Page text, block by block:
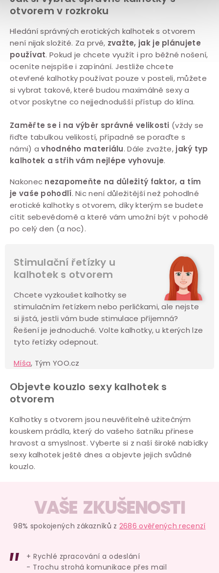
otvorem v rozkroku
Hledání správných erotických kalhotek s otvorem
není nijak složité. Za prvé, zvažte, jak je plánujete
používat. Pokud je chcete využít i pro běžné nošení,
oceníte nejspíše i zapínání. Jestliže chcete
otevřené kalhotky používat pouze v posteli, můžete
si vybrat takové, které budou maximálně sexy a
otvor poskytne co nejjednodušší přístup do klína.
Zaměřte se i na výběr správné velikosti (vždy se
řiďte tabulkou velikostí, případně se poraďte s
námi) avhodného materiálu. Dále zvažte,jaký typ
kalhotek a střih vám nejlépe vyhovuje.
Nakonec nezapomeňte na důležitý faktor, a tím
je vaše pohodlí. Nic není důležitější než pohodlné
erotické kalhotky s otvorem, díky kterým se budete
cítit sebevědomě a které vám umožní být v pohodě
po celý den (a noc).
Stimulační řetízky u
kalhotek s otvorem
Chcete vyzkoušet kalhotky se
stimulačním řetízkem nebo perličkami, ale nejste
si jistá, jestli vám bude stimulace příjemná?
Řešení je jednoduché. Volte kalhotky, u kterých lze
tyto řetízky odepnout.
Míša, Tým YOO.cz
Objevte kouzlo sexy kalhotek s
otvorem
Kalhotky s otvorem jsou neuvěřitelně užitečným
kouskem prádla, který do vašeho šatníku přinese
hravost a smyslnost. Vyberte si z naší široké nabídky
sexy kalhotek ještě dnes a objevte jejich svůdné
kouzlo.
VAŠE ZKUŠENOSTI
98% spokojených zákazníků z 2686 ověřených recenzí
+ Rychlé zpracování a odeslání
- Trochu strohá komunikace přes mail